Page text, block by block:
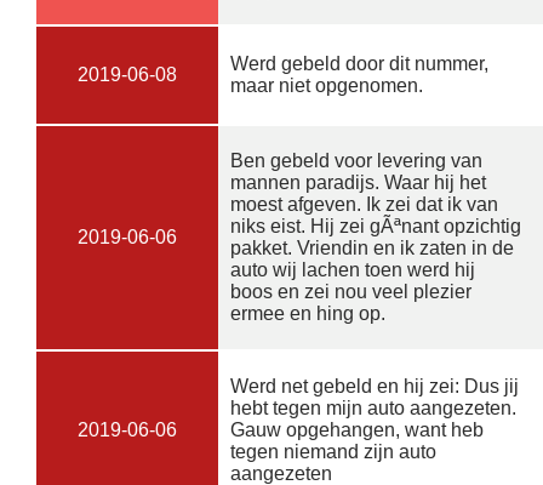
2019-06-08
Werd gebeld door dit nummer,
maar niet opgenomen.
2019-06-06
Ben gebeld voor levering van
mannen paradijs. Waar hij het
moest afgeven. Ik zei dat ik van
niks eist. Hij zei gÃªnant opzichtig
pakket. Vriendin en ik zaten in de
auto wij lachen toen werd hij
boos en zei nou veel plezier
ermee en hing op.
2019-06-06
Werd net gebeld en hij zei: Dus jij
hebt tegen mijn auto aangezeten.
Gauw opgehangen, want heb
tegen niemand zijn auto
aangezeten